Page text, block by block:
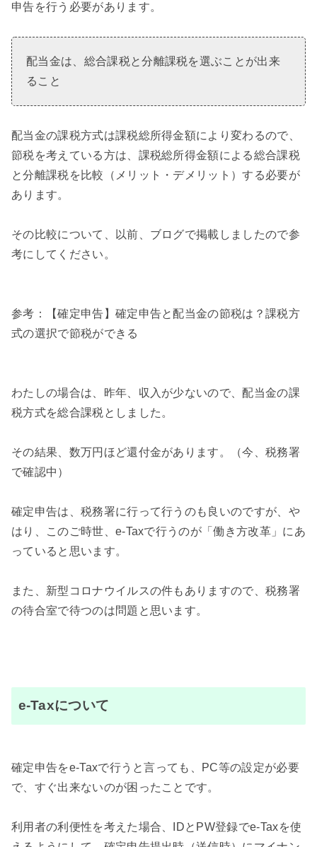
申告を行う必要があります。
配当金は、総合課税と分離課税を選ぶことが出来
ること
配当金の課税方式は課税総所得金額により変わるので、
節税を考えている方は、課税総所得金額による総合課税
と分離課税を比較（メリット・デメリット）する必要が
あります。
その比較について、以前、ブログで掲載しましたので参
考にしてください。
参考：【確定申告】確定申告と配当金の節税は？課税方
式の選択で節税ができる
わたしの場合は、昨年、収入が少ないので、配当金の課
税方式を総合課税としました。
その結果、数万円ほど還付金があります。（今、税務署
で確認中）
確定申告は、税務署に行って行うのも良いのですが、や
はり、このご時世、e-Taxで行うのが「働き方改革」にあ
っていると思います。
また、新型コロナウイルスの件もありますので、税務署
の待合室で待つのは問題と思います。
e-Taxについて
確定申告をe-Taxで行うと言っても、PC等の設定が必要
で、すぐ出来ないのが困ったことです。
利用者の利便性を考えた場合、IDとPW登録でe-Taxを使